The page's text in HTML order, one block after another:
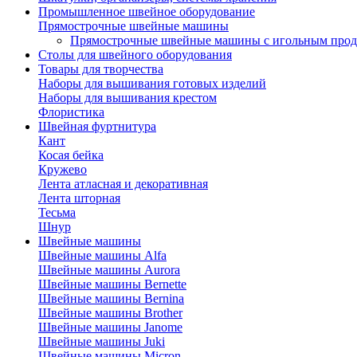
Промышленное швейное оборудование
Прямострочные швейные машины
Прямострочные швейные машины с игольным
Столы для швейного оборудования
Товары для творчества
Наборы для вышивания готовых изделий
Наборы для вышивания крестом
Флористика
Швейная фуртнитура
Кант
Косая бейка
Кружево
Лента aтласная и декоративная
Лента шторная
Тесьма
Шнур
Швейные машины
Швейные машины Alfa
Швейные машины Aurora
Швейные машины Bernette
Швейные машины Bernina
Швейные машины Brother
Швейные машины Janome
Швейные машины Juki